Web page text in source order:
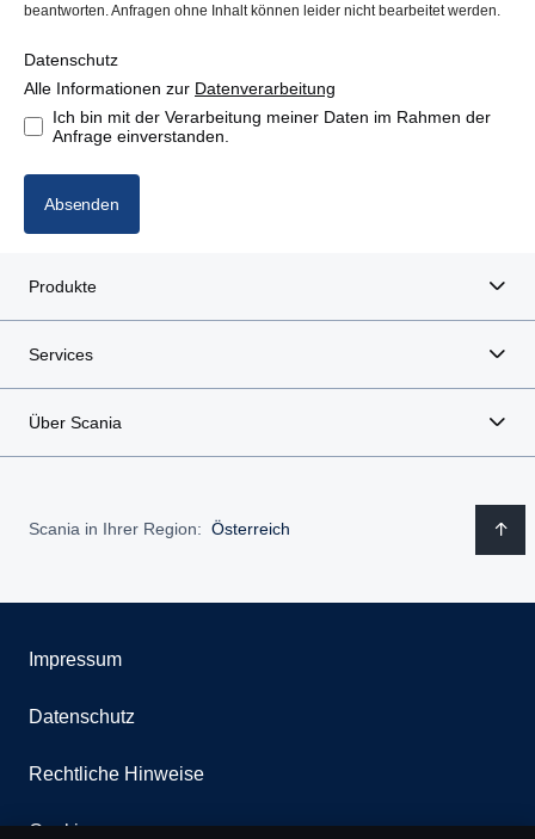
beantworten. Anfragen ohne Inhalt können leider nicht bearbeitet werden.
Datenschutz
Alle Informationen zur Datenverarbeitung
Ich bin mit der Verarbeitung meiner Daten im Rahmen der
Anfrage einverstanden.
Absenden
Produkte
Services
Über Scania
Scania in Ihrer Region: Österreich
Impressum
Datenschutz
Rechtliche Hinweise
Cookies